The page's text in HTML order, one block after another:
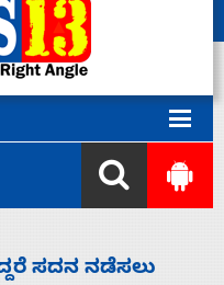
ಹಣಬಲ ಮತ್ತು